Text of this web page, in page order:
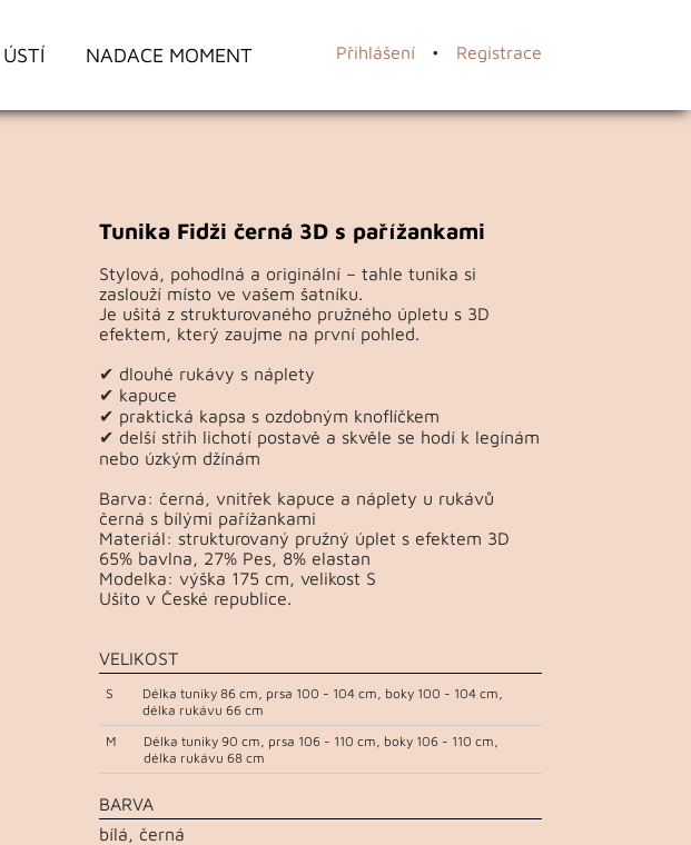
NADACE MOMENT Přihlášení• Registrace
Tunika Fidži černá 3D s pařížankami
Stylová, pohodlná a originální – tahle tunika si
zaslouží místo ve vašem šatníku.
Je ušitá z strukturovaného pružného úpletu s 3D
efektem, který zaujme na první pohled.
✔ dlouhé rukávy s náplety
✔ kapuce
✔ praktická kapsa s ozdobným knoflíčkem
✔ delší střih lichotí postavě a skvěle se hodí k legínám
nebo úzkým džínám
Barva: černá, vnitřek kapuce a náplety u rukávů
černá s bílými pařížankami
Materiál: strukturovaný pružný úplet s efektem 3D
65% bavlna, 27% Pes, 8% elastan
Modelka: výška 175 cm, velikost S
Ušito v České republice.
VELIKOST
S
Délka tuniky 86 cm, prsa 100 - 104 cm, boky 100 - 104 cm,
délka rukávu 66 cm
M
Délka tuniky 90 cm, prsa 106 - 110 cm, boky 106 - 110 cm,
délka rukávu 68 cm
BARVA
bílá, černá